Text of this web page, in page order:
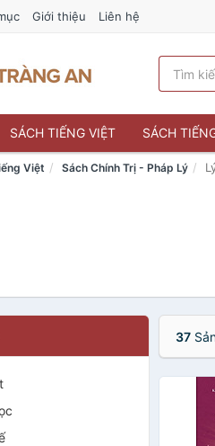
Giới thiệu Liên hệ
SÁCH TIẾNG VIỆT SÁCH
Việt Sách Chính Trị - Pháp Lý
37